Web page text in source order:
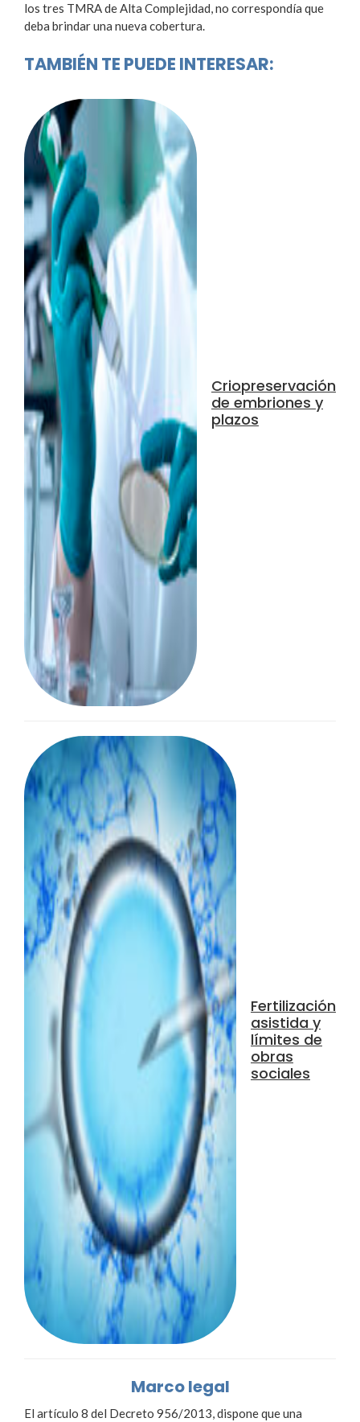
los tres TMRA de Alta Complejidad, no correspondía que
deba brindar una nueva cobertura.
TAMBIÉN TE PUEDE INTERESAR:
Criopreservación
de embriones y
plazos
Fertilización
asistida y
límites de
obras
sociales
Marco legal
El artículo 8 del Decreto 956/2013, dispone que una